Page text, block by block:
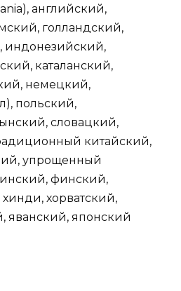
английский,
голландский,
индонезийский,
каталанский,
немецкий,
польский,
словацкий,
китайский,
упрощенный
финский,
хорватский,
яванский, японский